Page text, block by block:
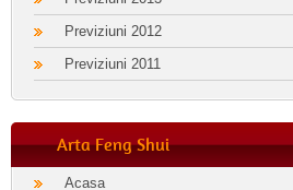
Previziuni 2012
Previziuni 2011
Arta Feng Shui
Acasa